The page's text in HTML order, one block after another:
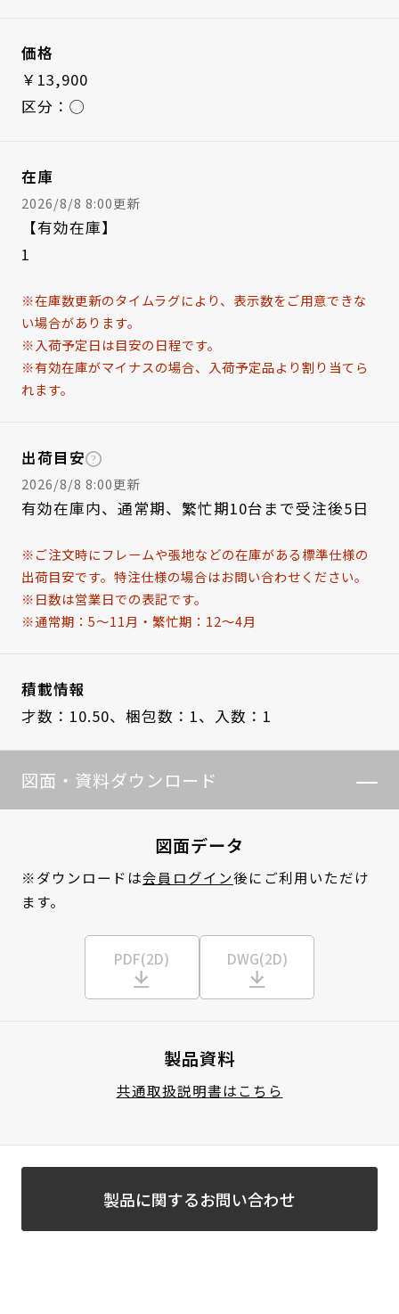
価格
￥13,900
区分：◯
在庫
2026/8/8 8:00更新
【有効在庫】
1
※在庫数更新のタイムラグにより、表示数をご用意できな
い場合があります。
※入荷予定日は目安の日程です。
※有効在庫がマイナスの場合、入荷予定品より割り当てら
れます。
出荷目安
2026/8/8 8:00更新
有効在庫内、通常期、繁忙期10台まで受注後5日
※ご注文時にフレームや張地などの在庫がある標準仕様の
出荷目安です。特注仕様の場合はお問い合わせください。
※日数は営業日での表記です。
※通常期：5～11月・繁忙期：12～4月
積載情報
才数：10.50、 梱包数：1、 入数：1
図面・資料ダウンロード
図面データ
※ダウンロードは会員ログイン後にご利用いただけ
ます。
PDF(2D) DWG(2D)
製品資料
共通取扱説明書はこちら
製品に関するお問い合わせ